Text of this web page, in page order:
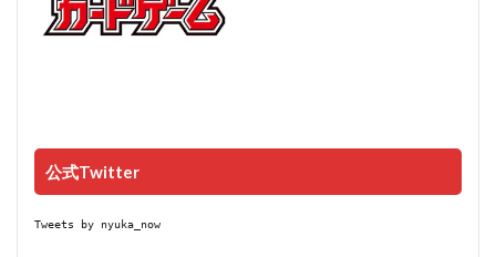
公式Twitter
Tweets by nyuka_now